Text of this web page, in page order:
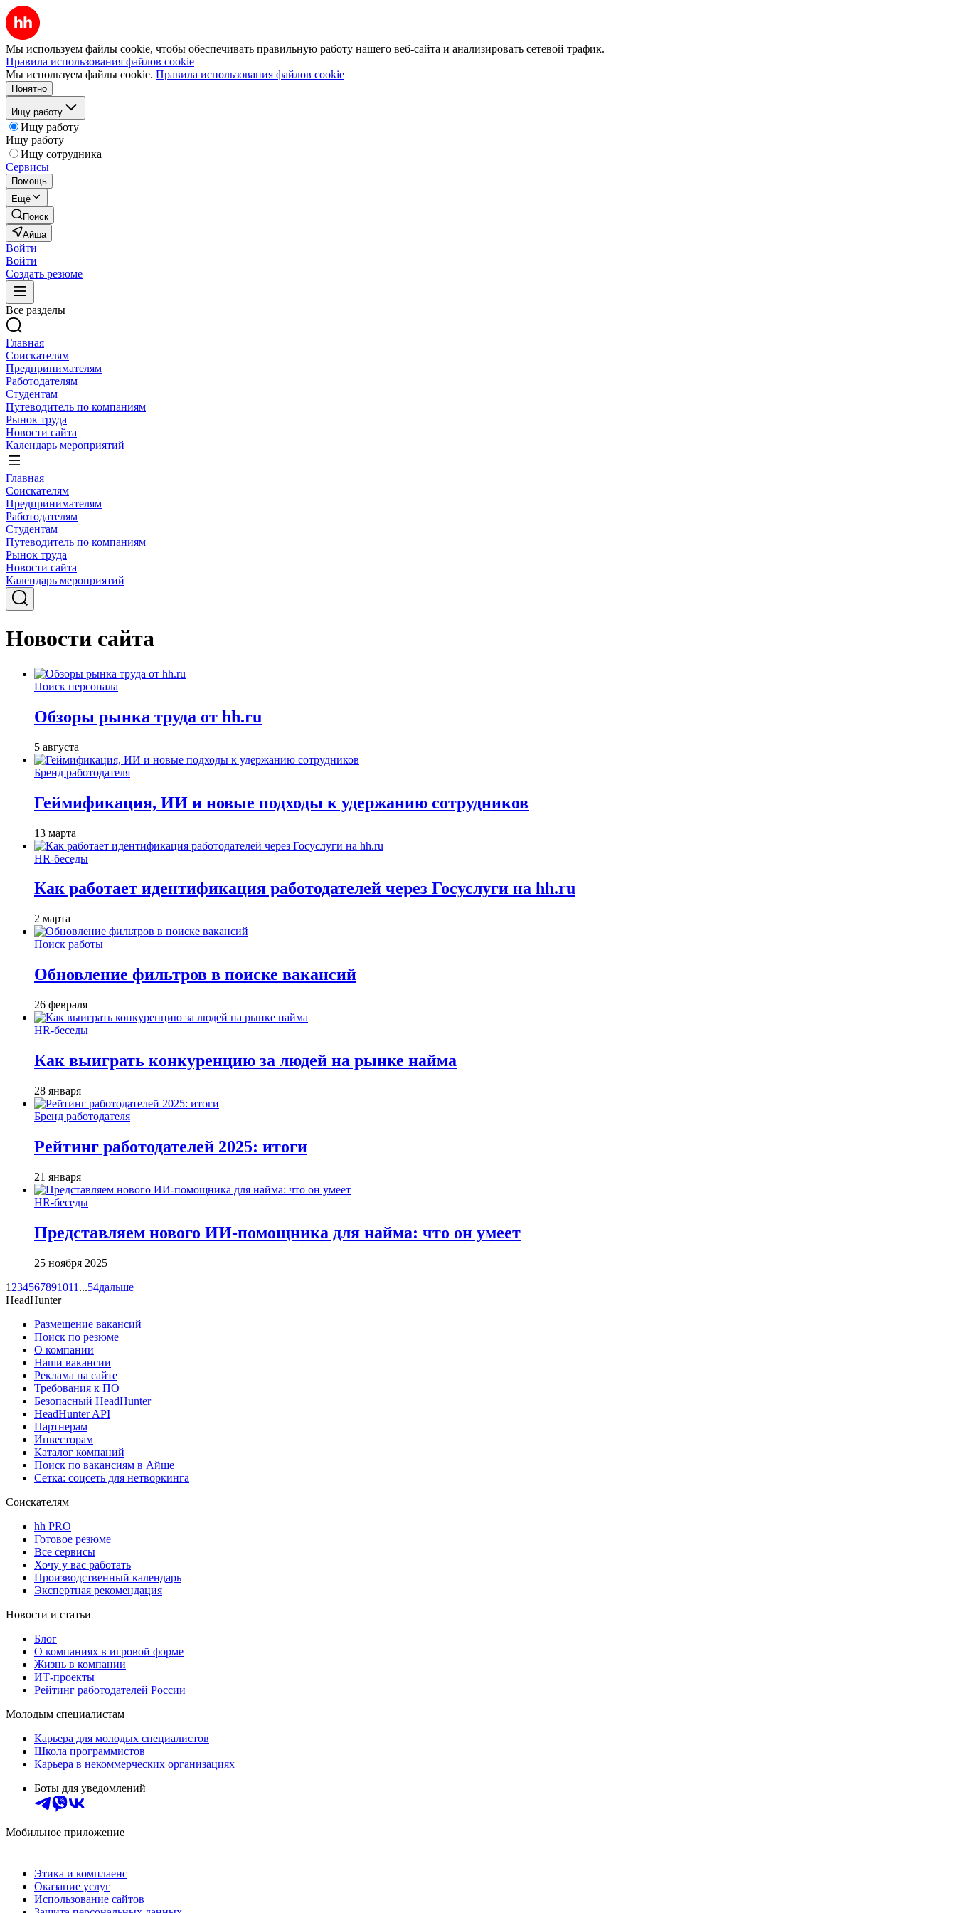
Мы используем файлы cookie, чтобы обеспечивать правильную работу нашего веб-сайта и анализировать сетевой трафик.
Правила использования файлов cookie
Мы используем файлы cookie. Правила использования файлов cookie
Понятно
Ищу работу
Ищу работу
Ищу работу
Ищу сотрудника
Сервисы
Помощь
Ещё
Поиск
Айша
Войти
Войти
Создать резюме
Все разделы
Главная
Соискателям
Предпринимателям
Работодателям
Студентам
Путеводитель по компаниям
Рынок труда
Новости сайта
Календарь мероприятий
Главная
Соискателям
Предпринимателям
Работодателям
Студентам
Путеводитель по компаниям
Рынок труда
Новости сайта
Календарь мероприятий
Новости сайта
Поиск персонала
Обзоры рынка труда от hh.ru
5 августа
Бренд работодателя
Геймификация, ИИ и новые подходы к удержанию сотрудников
13 марта
HR-беседы
Как работает идентификация работодателей через Госуслуги на hh.ru
2 марта
Поиск работы
Обновление фильтров в поиске вакансий
26 февраля
HR-беседы
Как выиграть конкуренцию за людей на рынке найма
28 января
Бренд работодателя
Рейтинг работодателей 2025: итоги
21 января
HR-беседы
Представляем нового ИИ-помощника для найма: что он умеет
25 ноября 2025
1 234567891011 ...54дальше
HeadHunter
Размещение вакансий
Поиск по резюме
О компании
Наши вакансии
Реклама на сайте
Требования к ПО
Безопасный HeadHunter
HeadHunter API
Партнерам
Инвесторам
Каталог компаний
Поиск по вакансиям в Айше
Сетка: соцсеть для нетворкинга
Соискателям
hh PRO
Готовое резюме
Все сервисы
Хочу у вас работать
Производственный календарь
Экспертная рекомендация
Новости и статьи
Блог
О компаниях в игровой форме
Жизнь в компании
ИТ-проекты
Рейтинг работодателей России
Молодым специалистам
Карьера для молодых специалистов
Школа программистов
Карьера в некоммерческих организациях
Боты для уведомлений
Мобильное приложение
Этика и комплаенс
Оказание услуг
Использование сайтов